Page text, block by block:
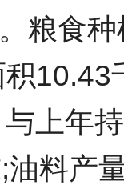
粮食
上年
料产